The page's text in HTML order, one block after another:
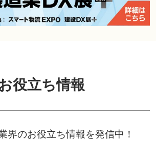
役立ち情報
界のお役立ち情報を発信中！